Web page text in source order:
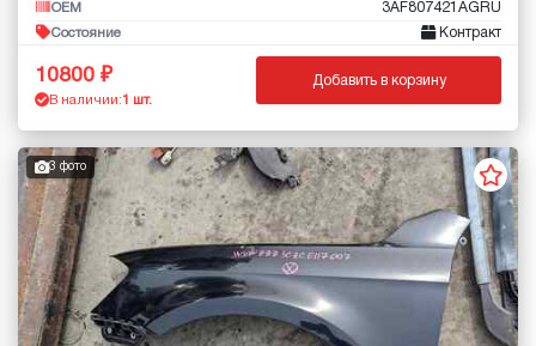
OEM 3AF807421AGRU
Состояние Контракт
10800
В наличии: 1 шт.
Добавить в корзину
3 фото